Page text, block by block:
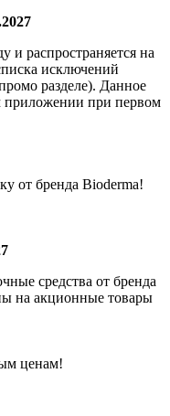
и распространяется на
исключений
разделе). Данное
приложении при первом
от бренда Bioderma!
средства от бренда
на акционные товары
ценам!